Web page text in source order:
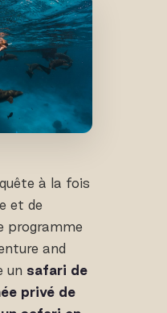
à la fois
et de
programme
and
un safari de
privé de